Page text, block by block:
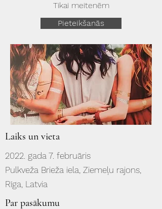
Tikai meitenēm
Pieteikšanās
Laiks un vieta
2022. gada 7. februāris
Pulkveža Brieža iela, Ziemeļu rajons,
Rīga, Latvia
Par pasākumu